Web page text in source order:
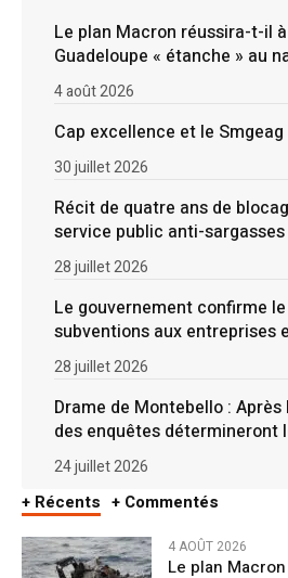
Le plan Macron réussira-t-il
Guadeloupe « étanche » au
4 août 2026
Cap excellence et le
30 juillet 2026
Récit de quatre ans de
service public anti-sargasses
28 juillet 2026
Le gouvernement confirme
subventions aux entreprises
28 juillet 2026
Drame de Montebello :
des enquêtes détermineront
24 juillet 2026
+ Récents + Commentés
4 AOÛT 2026
Le plan